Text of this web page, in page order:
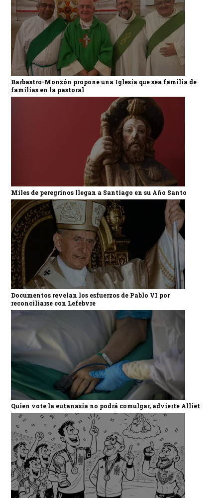
Barbastro-Monzón propone una Iglesia que sea familia de
familias en la pastoral
Miles de peregrinos llegan a Santiago en su Año Santo
Documentos revelan los esfuerzos de Pablo VI por
reconciliarse con Lefebvre
Quien vote la eutanasia no podrá comulgar, advierte Alliet